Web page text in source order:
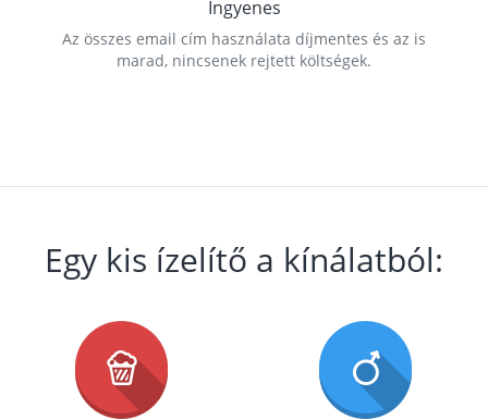
Ingyenes
Az összes email cím használata díjmentes és az is
marad, nincsenek rejtett költségek.
Egy kis ízelítő a kínálatból: